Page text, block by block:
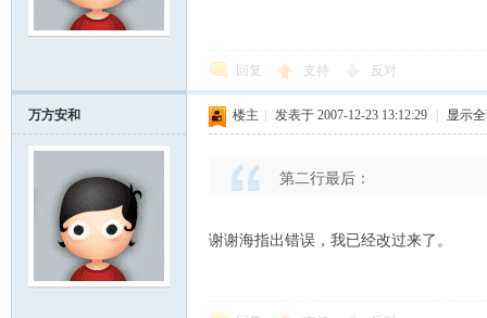
回复 支持 反对
万方安和 楼主 发表于 2007-12-23 13:12:29 显示
第二行最后：
谢谢海指出错误，我已经改过来了。